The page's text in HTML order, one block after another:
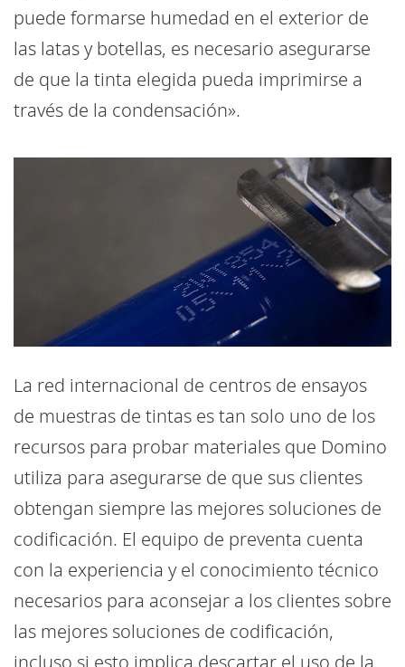
puede formarse humedad en el exterior de
las latas y botellas, es necesario asegurarse
de que la tinta elegida pueda imprimirse a
través de la condensación».
La red internacional de centros de ensayos
de muestras de tintas es tan solo uno de los
recursos para probar materiales que Domino
utiliza para asegurarse de que sus clientes
obtengan siempre las mejores soluciones de
codificación. El equipo de preventa cuenta
con la experiencia y el conocimiento técnico
necesarios para aconsejar a los clientes sobre
las mejores soluciones de codificación,
incluso si esto implica descartar el uso de la